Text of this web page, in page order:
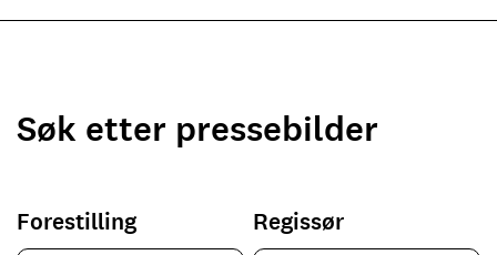
Søk etter pressebilder
Forestilling Regissør